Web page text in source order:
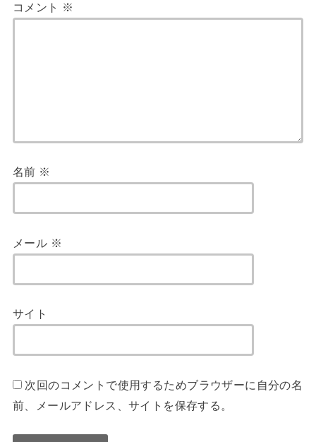
コメント ※
名前 ※
メール ※
サイト
次回のコメントで使用するためブラウザーに自分の名
前、メールアドレス、サイトを保存する。